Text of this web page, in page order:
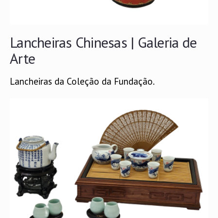
Lancheiras Chinesas | Galeria de
Arte
Lancheiras da Coleção da Fundação.